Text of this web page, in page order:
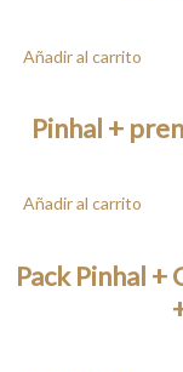
Añadir al carrito
Pinhal +
Añadir al carrito
Pack Pinhal